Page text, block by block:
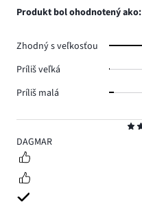
5
DAGMAR
Produkt bol ohodnotený ako:
Zhodný s veľkosťou
Príliš veľká
Príliš malá